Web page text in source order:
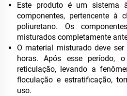
Este produto é um sistema
componentes, pertencente à
poliuretano. Os
misturados completamente
O material misturado deve
horas. Após esse período,
reticulação, levando a
floculação e estratificação,
uso.